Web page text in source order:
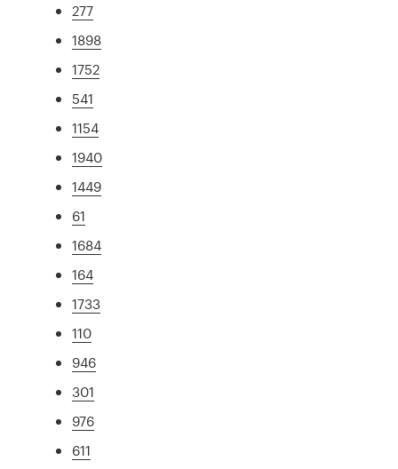
277
1898
1752
541
1154
1940
1449
61
1684
164
1733
110
946
301
976
611